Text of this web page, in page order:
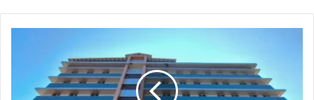
യുവതിയുടെ
ശരീരത്തിൽ